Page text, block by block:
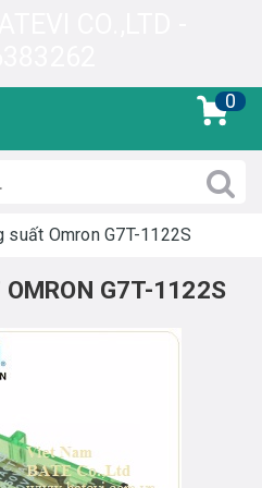
0
suất Omron G7T-1122S
OMRON G7T-1122S